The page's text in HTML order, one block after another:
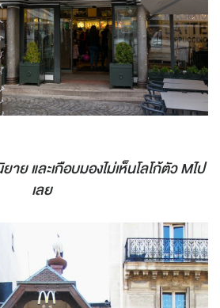
ย และเกือบมองไม่เห็นโลโก้ตัว Mไป
เลย